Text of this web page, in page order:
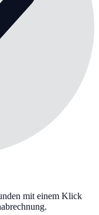
mit einem Klick